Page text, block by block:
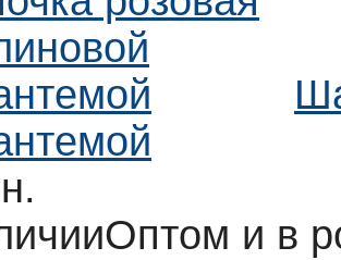
Оптом и в